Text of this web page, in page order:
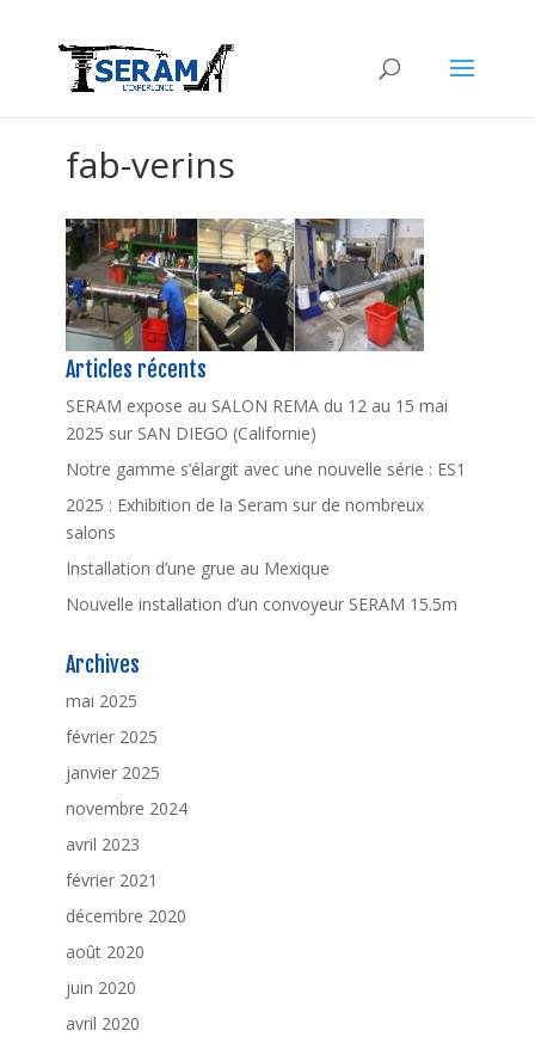
fab-verins
Articles récents
SERAM expose au SALON REMA du 12 au 15 mai
2025 sur SAN DIEGO (Californie)
Notre gamme s’élargit avec une nouvelle série : ES1
2025 : Exhibition de la Seram sur de nombreux
salons
Installation d’une grue au Mexique
Nouvelle installation d’un convoyeur SERAM 15.5m
Archives
mai 2025
février 2025
janvier 2025
novembre 2024
avril 2023
février 2021
décembre 2020
août 2020
juin 2020
avril 2020